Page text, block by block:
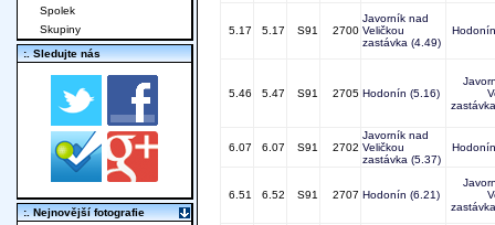
5.17 5.17 S91 2700
Javorník nad
Veličkou
zastávka (4.49)
Hodonín
5.46 5.47 S91 2705 Hodonín (5.16)
zastávka
6.07 6.07 S91 2702
Javorník nad
Veličkou
zastávka (5.37)
Hodonín
6.51 6.52 S91 2707 Hodonín (6.21)
zastávka
Spolek
Skupiny
:. Sledujte nás
:. Nejnovější fotografie